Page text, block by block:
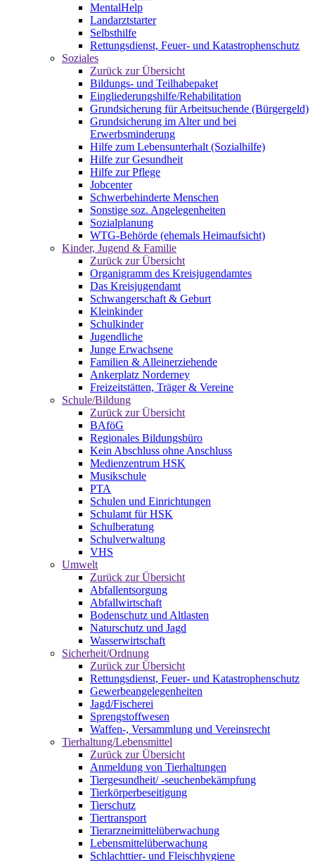
MentalHelp
Landarztstarter
Selbsthilfe
Rettungsdienst, Feuer- und Katastrophenschutz
Soziales
Zurück zur Übersicht
Bildungs- und Teilhabepaket
Eingliederungshilfe/Rehabilitation
Grundsicherung für Arbeitsuchende (Bürgergeld)
Grundsicherung im Alter und bei
Erwerbsminderung
Hilfe zum Lebensunterhalt (Sozialhilfe)
Hilfe zur Gesundheit
Hilfe zur Pflege
Jobcenter
Schwerbehinderte Menschen
Sonstige soz. Angelegenheiten
Sozialplanung
WTG-Behörde (ehemals Heimaufsicht)
Kinder, Jugend & Familie
Zurück zur Übersicht
Organigramm des Kreisjugendamtes
Das Kreisjugendamt
Schwangerschaft & Geburt
Kleinkinder
Schulkinder
Jugendliche
Junge Erwachsene
Familien & Alleinerziehende
Ankerplatz Norderney
Freizeitstätten, Träger & Vereine
Schule/Bildung
Zurück zur Übersicht
BAföG
Regionales Bildungsbüro
Kein Abschluss ohne Anschluss
Medienzentrum HSK
Musikschule
PTA
Schulen und Einrichtungen
Schulamt für HSK
Schulberatung
Schulverwaltung
VHS
Umwelt
Zurück zur Übersicht
Abfallentsorgung
Abfallwirtschaft
Bodenschutz und Altlasten
Naturschutz und Jagd
Wasserwirtschaft
Sicherheit/Ordnung
Zurück zur Übersicht
Rettungsdienst, Feuer- und Katastrophenschutz
Gewerbeangelegenheiten
Jagd/Fischerei
Sprengstoffwesen
Waffen-, Versammlung und Vereinsrecht
Tierhaltung/Lebensmittel
Zurück zur Übersicht
Anmeldung von Tierhaltungen
Tiergesundheit/ -seuchenbekämpfung
Tierkörperbeseitigung
Tierschutz
Tiertransport
Tierarzneimittelüberwachung
Lebensmittelüberwachung
Schlachttier- und Fleischhygiene